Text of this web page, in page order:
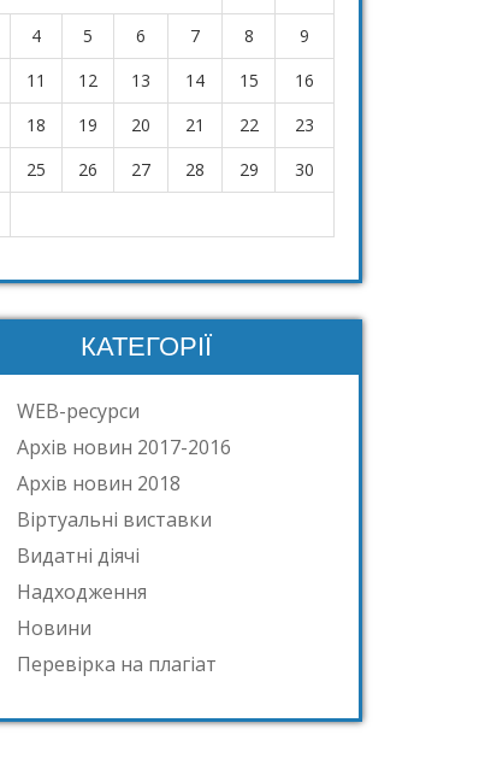
4 5 6 7 8
9
11 12 13 14 15
16
18 19 20 21 22
23
25 26 27 28 29
30
КАТЕГОРІЇ
WEB-ресурси
Архів новин 2017-2016
Архів новин 2018
Віртуальні виставки
Видатні діячі
Надходження
Новини
Перевірка на плагіат